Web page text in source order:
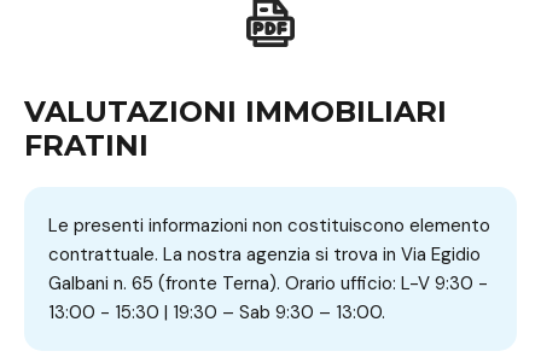
VALUTAZIONI IMMOBILIARI
FRATINI
Le presenti informazioni non costituiscono elemento
contrattuale. La nostra agenzia si trova in Via Egidio
Galbani n. 65 (fronte Terna). Orario ufficio: L-V 9:30 -
13:00 - 15:30 | 19:30 – Sab 9:30 – 13:00.